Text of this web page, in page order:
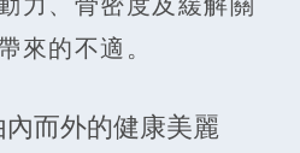
來的不適。
而外的健康美麗